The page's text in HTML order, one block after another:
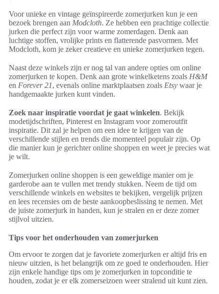
Voor unieke en vintage geïnspireerde zomerjurken kun je een
bezoek brengen aan Modcloth. Ze hebben een prachtige collectie
jurken die perfect zijn voor warme zomerdagen. Denk aan
luchtige stoffen, vrolijke prints en flatterende pasvormen. Met
Modcloth, kom je zeker creatieve en unieke zomerjurken tegen.
Naast deze winkels zijn er nog tal van andere opties om online
zomerjurken te kopen. Denk aan grote winkelketens zoals H&M
en Forever 21, evenals online marktplaatsen zoals Etsy waar je
handgemaakte jurken kunt vinden.
Zoek naar inspiratie voordat je gaat winkelen. Bekijk
modetijdschriften, Pinterest en Instagram voor zomeroutfit
inspiratie. Dit zal je helpen om een idee te krijgen van de
verschillende stijlen en trends die momenteel populair zijn. Op
die manier kun je gerichter online shoppen en weet je precies wat
je wilt.
Zomerjurken online shoppen is een geweldige manier om je
garderobe aan te vullen met trendy stukken. Neem de tijd om
verschillende winkels en websites te bekijken, vergelijk prijzen
en lees recensies om de beste aankoopbeslissing te nemen. Met
de juiste zomerjurk in handen, kun je stralen en er deze zomer
stijlvol uitzien.
Tips voor het onderhouden van zomerjurken
Om ervoor te zorgen dat je favoriete zomerjurken er altijd fris en
nieuw uitzien, is het belangrijk om ze goed te onderhouden. Hier
zijn enkele handige tips om je zomerjurken in topconditie te
houden, zodat je er elk zomerseizoen weer stralend uit kunt zien.